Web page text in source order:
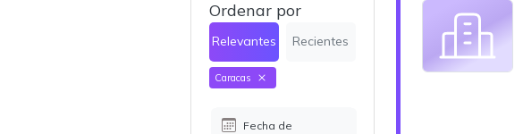
Ordenar por
Relevantes Recientes
Caracas
Fecha de